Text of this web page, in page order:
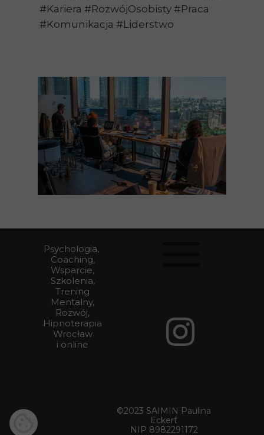
#Kariera #RozwójOsobisty #Praca
#Komunikacja #Liderstwo
Psychologia,
Coaching,
Wsparcie,
Szkolenia,
Trening
Mentalny,
Rozwój,
Hipnoterapia
Wrocław
i online
©2023 SAIMIN Paulina
Eckert
NIP 8982291172